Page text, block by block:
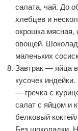
салата, чай. До
хлебцев и
окрошка мясная,
овощей.
маленьких
Завтрак — яйца
кусочек
— гречка с
салат с яйцом и
белковый
Без шоколадки.